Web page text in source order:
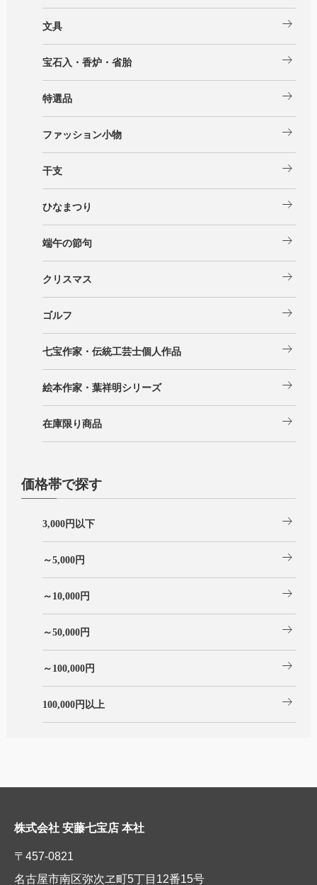
文具 arrow_right_alt
宝石入・香炉・省胎 arrow_right_alt
特選品 arrow_right_alt
ファッション小物 arrow_right_alt
干支 arrow_right_alt
ひなまつり arrow_right_alt
端午の節句 arrow_right_alt
クリスマス arrow_right_alt
ゴルフ arrow_right_alt
七宝作家・伝統工芸士個人作品 arrow_right_alt
絵本作家・葉祥明シリーズ arrow_right_alt
在庫限り商品 arrow_right_alt
価格帯で探す
3,000円以下 arrow_right_alt
～5,000円 arrow_right_alt
～10,000円 arrow_right_alt
～50,000円 arrow_right_alt
～100,000円 arrow_right_alt
100,000円以上 arrow_right_alt
株式会社 安藤七宝店 本社
〒457-0821
名古屋市南区弥次ヱ町5丁目12番15号